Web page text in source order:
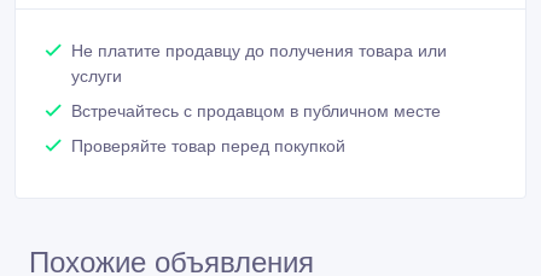
Не платите продавцу до получения товара или
услуги
Встречайтесь с продавцом в публичном месте
Проверяйте товар перед покупкой
Похожие объявления